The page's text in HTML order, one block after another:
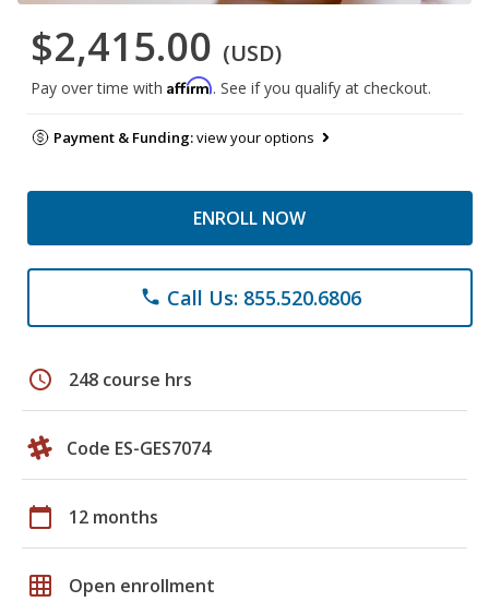
$2,415.00 (USD)
Pay over time with Affirm. See if you qualify at checkout.
Payment & Funding:view your options
ENROLL NOW
phone Call Us: 855.520.6806
schedule 248 course hrs
Code ES-GES7074
calendar_today 12 months
grid_on Open enrollment